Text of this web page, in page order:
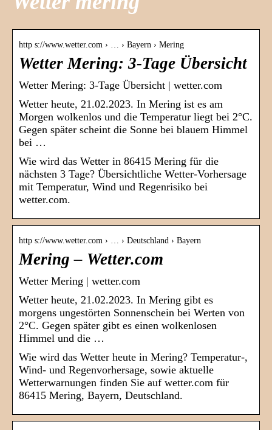
http s://www.wetter.com › … › Bayern › Mering
Wetter Mering: 3-Tage Übersicht
Wetter Mering: 3-Tage Übersicht | wetter.com
Wetter heute, 21.02.2023. In Mering ist es am
Morgen wolkenlos und die Temperatur liegt bei 2°C.
Gegen später scheint die Sonne bei blauem Himmel
bei …
Wie wird das Wetter in 86415 Mering für die
nächsten 3 Tage? Übersichtliche Wetter-Vorhersage
mit Temperatur, Wind und Regenrisiko bei
wetter.com.
http s://www.wetter.com › … › Deutschland › Bayern
Mering – Wetter.com
Wetter Mering | wetter.com
Wetter heute, 21.02.2023. In Mering gibt es
morgens ungestörten Sonnenschein bei Werten von
2°C. Gegen später gibt es einen wolkenlosen
Himmel und die …
Wie wird das Wetter heute in Mering? Temperatur-,
Wind- und Regenvorhersage, sowie aktuelle
Wetterwarnungen finden Sie auf wetter.com für
86415 Mering, Bayern, Deutschland.